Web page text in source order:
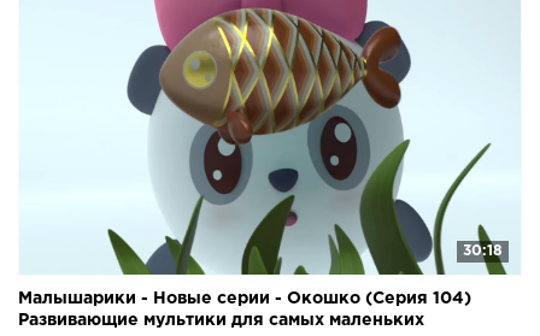
30:18
Малышарики - Новые серии - Окошко (Серия 104)
Развивающие мультики для самых маленьких